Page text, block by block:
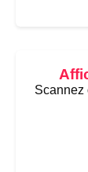
Scannez